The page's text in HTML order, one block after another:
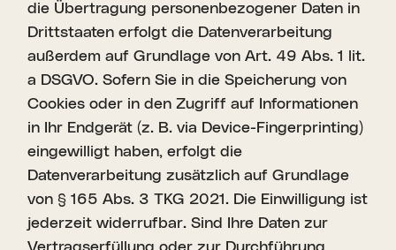
die Übertragung personenbezogener Daten in
Drittstaaten erfolgt die Datenverarbeitung
außerdem auf Grundlage von Art. 49 Abs. 1 lit.
a DSGVO. Sofern Sie in die Speicherung von
Cookies oder in den Zugriff auf Informationen
in Ihr Endgerät (z. B. via Device-Fingerprinting)
eingewilligt haben, erfolgt die
Datenverarbeitung zusätzlich auf Grundlage
von § 165 Abs. 3 TKG 2021. Die Einwilligung ist
jederzeit widerrufbar. Sind Ihre Daten zur